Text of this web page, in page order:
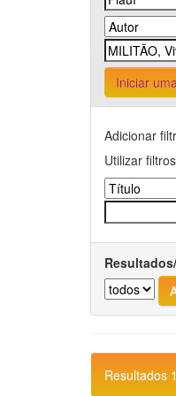
Iniciar
Adicionar
Utilizar
Resultados